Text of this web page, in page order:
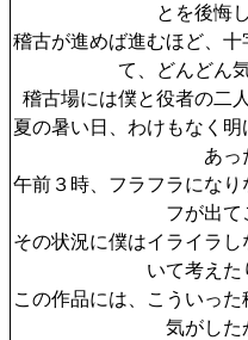
とを後悔
稽古が進めば進むほど、
て、どんどん
稽古場には僕と役者の二
夏の暑い日、わけもなく
あっ
午前３時、フラフラにな
フが出て
その状況に僕はイライラ
いて考えた
この作品には、こういっ
気がした